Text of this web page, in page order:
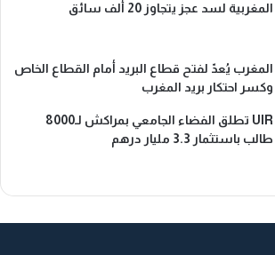
المغربية لسد عجز يتجاوز 20 ألف سائق
المغرب يُعدّ لفتح قطاع البريد أمام القطاع الخاص
وكسر احتكار بريد المغرب
UIR تطلق الفضاء الجامعي بمراكش لـ8000
طالب باستثمار 3.3 مليار درهم